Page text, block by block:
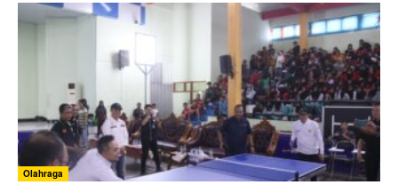
Olahraga